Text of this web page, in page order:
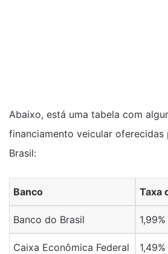
Abaixo, está uma tabela com
financiamento veicular oferecidas
Brasil:
Banco Taxa
Banco do Brasil
Caixa Econômica Federal